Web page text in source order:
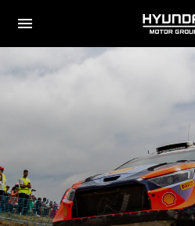
전체
메뉴
HYUNDAI
MOTOR